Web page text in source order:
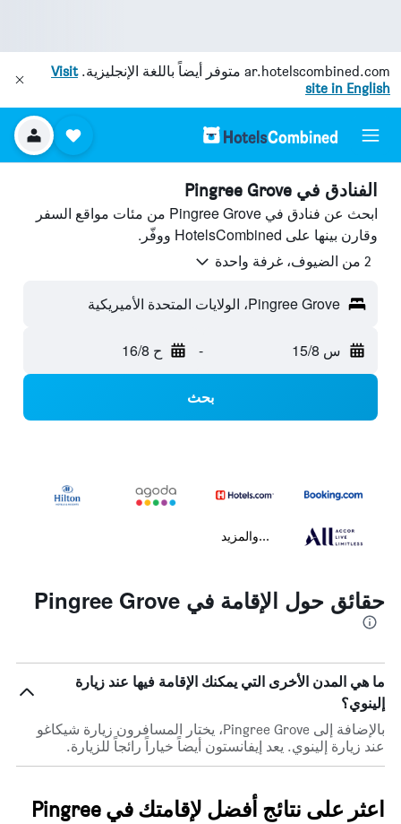
ar.hotelscombined.com متوفر أيضاً باللغة الإنجليزية.Visit
site in English
الفنادق في Pingree Grove
ابحث عن فنادق في Pingree Grove من مئات مواقع السفر
وقارن بينها على HotelsCombined ووفّر.
2 من الضيوف، غرفة واحدة
Pingree Grove، الولايات المتحدة الأميريكية
س 15/8 - ح 16/8
بحث
...والمزيد
حقائق حول الإقامة في Pingree Grove
ما هي المدن الأخرى التي يمكنك الإقامة فيها عند زيارة
إلينوي؟
بالإضافة إلى Pingree Grove، يختار المسافرون زيارة شيكاغو
عند زيارة إلينوي. يعد إيفانستون أيضاً خياراً رائجاً للزيارة.
اعثر على نتائج أفضل لإقامتك في Pingree